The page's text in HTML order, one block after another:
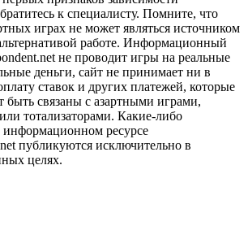
к специалисту. Помните, что
играх не может являться источником
работе. Информационный
не проводит игры на реальные
деньги, сайт не принимает ни в
ставок и других платежей, которые
быть связаны с азартными играми,
тотализаторами. Какие-либо
информационном ресурсе
публикуются исключительно в
целях.